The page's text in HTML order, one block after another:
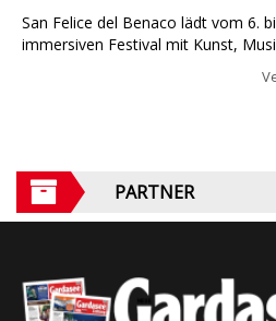
San Felice del Benaco lädt vom 6.
immersiven Festival mit Kunst,
PARTNER